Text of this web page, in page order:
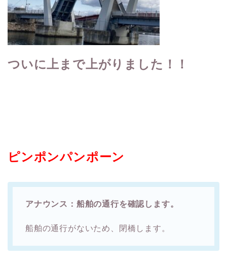
ついに上まで上がりました！！
ピンポンパンポーン
アナウンス：船舶の通行を確認します。
船舶の通行がないため、閉橋します。